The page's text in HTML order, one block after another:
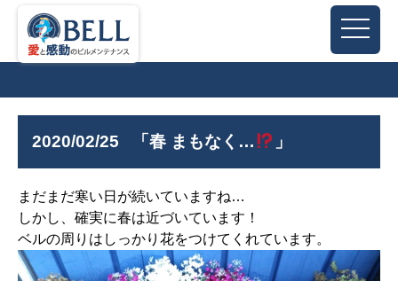
2020/02/25 「春 まもなく… 」
まだまだ寒い日が続いていますね…
しかし、確実に春は近づいています！
ベルの周りはしっかり花をつけてくれています。